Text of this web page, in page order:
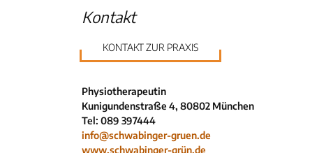
Kontakt
KONTAKT ZUR PRAXIS
Physiotherapeutin
Kunigundenstraße 4, 80802 München
Tel: 089 397444
info@schwabinger-gruen.de
www.schwabinger-grün.de